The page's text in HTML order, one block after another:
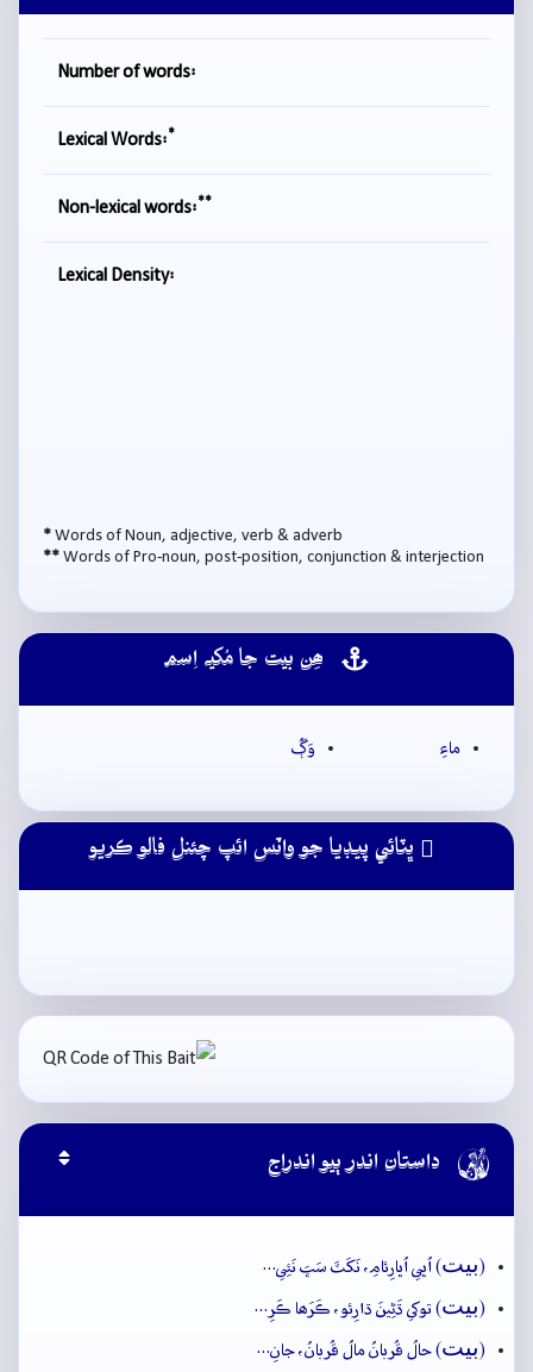
Number of words:
Lexical Words:*
Non-lexical words:**
Lexical Density:
* Words of Noun, adjective, verb & adverb
** Words of Pro-noun, post-position, conjunction & interjection
ھِن بيت جا مُکيہ اِسم
ماءِ وَڳُ
ڀٽائي پيڊيا جو واٽس ائپ چئنل فالو ڪريو
 داستان اندر ٻيو اندراج
(بيت) اُڀي اُڀارِئامِ، نَکَٽَ سَڀَ نَئِي…
(بيت) توکي ڌَڻِينَ ڌارِئو، ڪَرَھا ڪَرِ…
(بيت) حالُ قُربانُ مالُ قُربانُ، جانِ…